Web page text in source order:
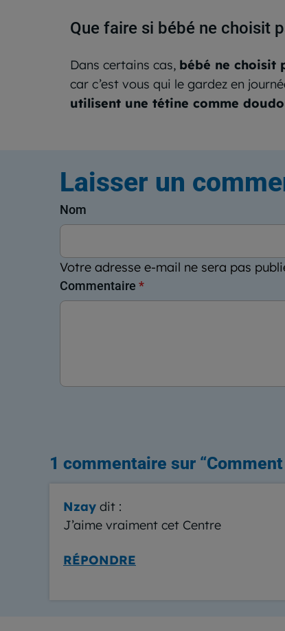
Que faire si bébé ne choisit
Dans certains cas, bébé ne choisit
car c’est vous qui le gardez en
utilisent une tétine comme
Laisser un
Votre adresse e-mail ne sera pas
Nom
Commentaire *
1 commentaire sur “
Nzay dit :
J’aime vraiment cet Centre
RÉPONDRE